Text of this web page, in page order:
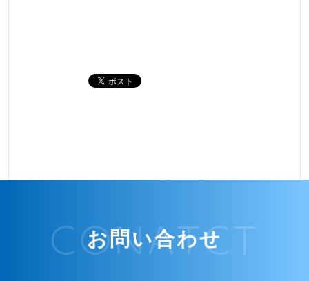
CONATCT
お問い合わせ